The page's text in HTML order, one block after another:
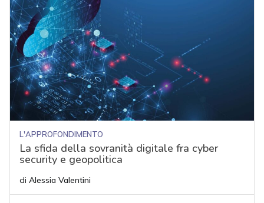
L'APPROFONDIMENTO
La sfida della sovranità digitale fra cyber
security e geopolitica
di Alessia Valentini